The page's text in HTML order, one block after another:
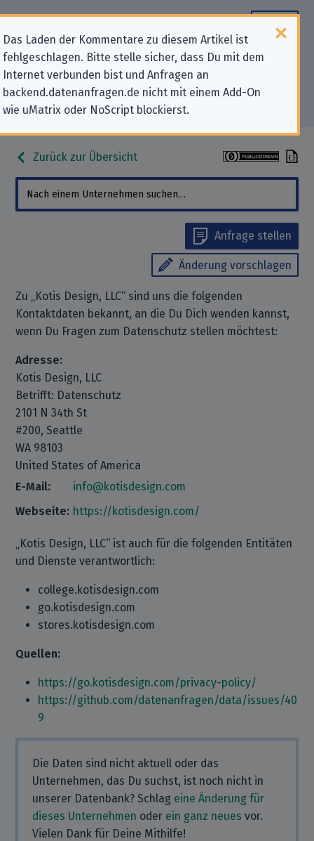
Das Laden der Kommentare zu diesem Artikel ist
fehlgeschlagen. Bitte stelle sicher, dass Du mit dem
Internet verbunden bist und Anfragen an
backend.datenanfragen.de nicht mit einem Add-On
wie uMatrix oder NoScript blockierst.
Datenschutz-Kontaktdaten für
„Kotis Design, LLC“
Zurück zur Übersicht
Anfrage stellen
Änderung vorschlagen
Zu „Kotis Design, LLC“ sind uns die folgenden
Kontaktdaten bekannt, an die Du Dich wenden kannst,
wenn Du Fragen zum Datenschutz stellen möchtest:
Adresse:
Kotis Design, LLC
Betrifft: Datenschutz
2101 N 34th St
#200, Seattle
WA 98103
United States of America
E-Mail:
info@kotisdesign.com
Webseite: https://kotisdesign.com/
„Kotis Design, LLC“ ist auch für die folgenden Entitäten
und Dienste verantwortlich:
college.kotisdesign.com
go.kotisdesign.com
stores.kotisdesign.com
Quellen:
https://go.kotisdesign.com/privacy-policy/
https://github.com/datenanfragen/data/issues/40
9
Die Daten sind nicht aktuell oder das
Unternehmen, das Du suchst, ist noch nicht in
unserer Datenbank? Schlag eine Änderung für
dieses Unternehmen oder ein ganz neues vor.
Vielen Dank für Deine Mithilfe!